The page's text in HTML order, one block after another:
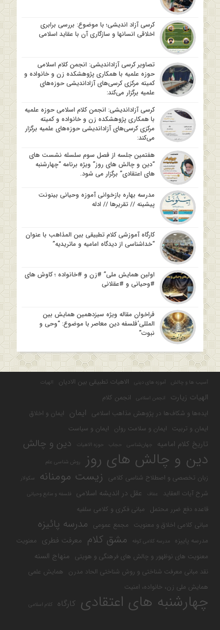
کرسی آزاد اندیشی؛ با موضوع: بررسی برابری
اخلاقی انسانها و سازگاری آن با عقاید اسلامی
تصاویر کرسی آزاداندیشی: انجمن کلام اسلامی
حوزه علمیه با همکاری پژوهشکده زن و خانواده و
کمیته مرکزی کرسی‌های آزاداندیشی حوزه‌های
علمیه برگزار می‌کند:
کرسی آزاداندیشی: انجمن کلام اسلامی حوزه علمیه
با همکاری پژوهشکده زن و خانواده و کمیته
مرکزی کرسی‌های آزاداندیشی حوزه‌های علمیه برگزار
می‌کند:
هفتمین جلسه از فصل سوم سلسله نشست های
“دین و چالش های روز” ویژه برنامه “چهارشنبه
های اعتقادی” برگزار می شود.
مدرسه بهاره بازخوانی آموزه وحیانی بینونت
پیشینه // تقریرها // ادله
کارگاه آموزشی کلام تطبیقی بین المذاهب با عنوان
“خداشناسی از دیدگاه امامیه و ماتریدیه”
اولین همایش ملی” #زن و #خانواده ؛ کاوش های
#وحیانی و #عقلانی
فراخوان مقاله ویژه سیزدهمین همایش بین
المللی’فلسفه دین معاصر با موضوع: “وحی و
نبوت”
آسیب ها و چالش آموزه های دینی الاهیات تطبیقی بین الادیان الهیات
الهیات زیارت انجمن اسلامی
انجمن کلام
ایده‌ها و شکاف‌ها در پژوهش مذاهب اسلامی ایمان ایمان و اخلاق
ایمان و تربیت ایمان و سلامت روان ایمان و سیاست
تاریخ کلام امامیه جهان‌شناسی حجاب حوزه الاهیات دین و چالش
دین و چالش های روز روش شناسی علم
زبان تخصصی و اصطلاح شناسی کلامی زیست مومنانه سکولار
شرح آیات العقاید عفاف عقل در اندیشه اسلامی فلسفه و منابع وحیانی
قاعده دفع ضرر محتمل مبانی فکری و کلامی سلفیه
مبانی کلامی اخلاق و معنویت مجمع عمومی مدرسه پائیزه
مدرسه پاییزه مدرسه کلامی کوفه مشق کلام معرفت فطری معنویت
معنویت های نوظهور و چالش های فرهنگی و هویتی منهاج السنه
نقد مبانی معرفت شناختی و روش شناختی الحاد مدرن همایش علمی
همایش ملی زن، خانواده، امنیت
چهارشنبه های اعتقادی کارگاه کلام اسلامی